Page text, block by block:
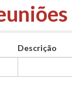
Descrição